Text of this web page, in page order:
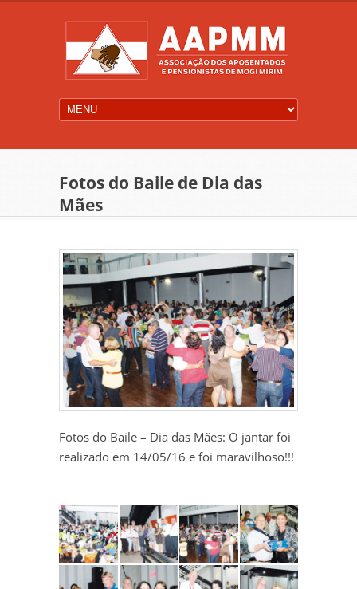
Fotos do Baile de Dia das
Mães
Fotos do Baile – Dia das Mães: O jantar foi
realizado em 14/05/16 e foi maravilhoso!!!